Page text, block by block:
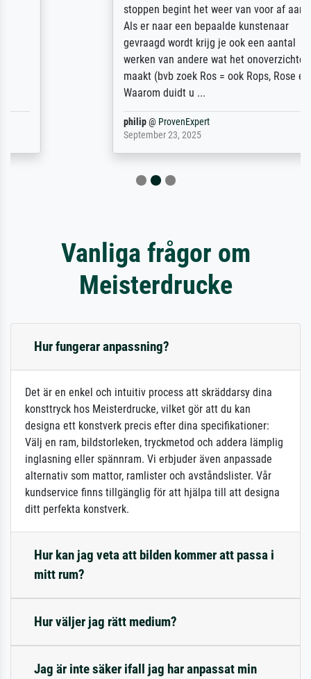
stoppen begint het weer van voor af aan).
Als er naar een bepaalde kunstenaar
gevraagd wordt krijg je ook een aantal
werken van andere wat het onoverzichtelijk
maakt (bvb zoek Ros = ook Rops, Rose etc).
Waarom duidt u ...
ProvenExpert
September 23, 2025
Vanliga frågor om
Meisterdrucke
Hur fungerar anpassning?
Det är en enkel och intuitiv process att skräddarsy dina
konsttryck hos Meisterdrucke, vilket gör att du kan
designa ett konstverk precis efter dina specifikationer:
Välj en ram, bildstorleken, tryckmetod och addera lämplig
inglasning eller spännram. Vi erbjuder även anpassade
alternativ som mattor, ramlister och avståndslister. Vår
kundservice finns tillgänglig för att hjälpa till att designa
ditt perfekta konstverk.
Hur kan jag veta att bilden kommer att passa i
mitt rum?
Hur väljer jag rätt medium?
Jag är inte säker ifall jag har anpassat min